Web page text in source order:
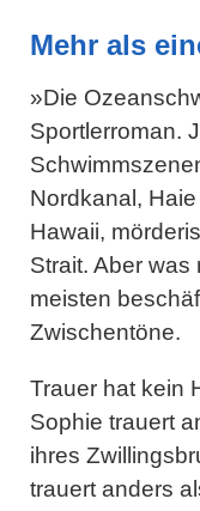
Mehr als
»Die
Sportlerroman.
Nordkanal,
Hawaii,
Strait. Aber
meisten
Zwischentöne.
Trauer hat kein
Sophie trauert
ihres
trauert anders